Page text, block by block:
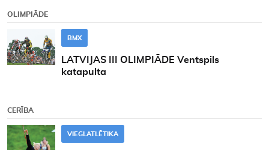
OLIMPIĀDE
BMX
LATVIJAS III OLIMPIĀDE Ventspils
katapulta
CERĪBA
VIEGLATLĒTIKA